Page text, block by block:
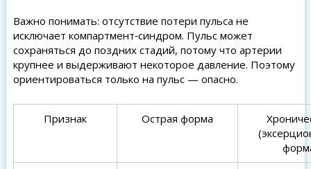
Важно понимать: отсутствие потери пульса не
исключает компартмент‑синдром. Пульс может
сохраняться до поздних стадий, потому что артерии
крупнее и выдерживают некоторое давление. Поэтому
ориентироваться только на пульс — опасно.
Признак Острая форма